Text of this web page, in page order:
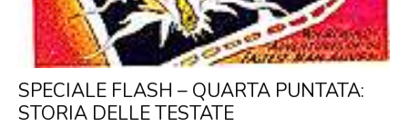
SPECIALE FLASH – QUARTA PUNTATA:
STORIA DELLE TESTATE